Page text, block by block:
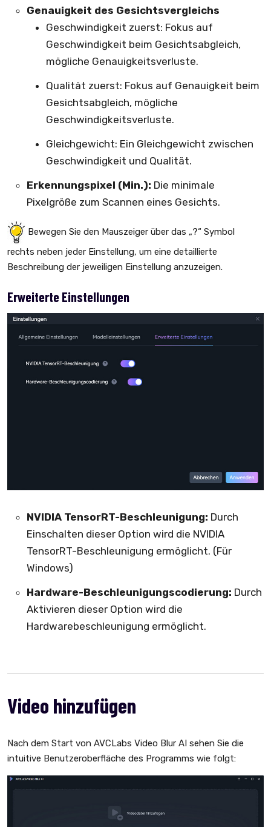
Genauigkeit des Gesichtsvergleichs
Geschwindigkeit zuerst: Fokus auf
Geschwindigkeit beim Gesichtsabgleich,
mögliche Genauigkeitsverluste.
Qualität zuerst: Fokus auf Genauigkeit beim
Gesichtsabgleich, mögliche
Geschwindigkeitsverluste.
Gleichgewicht: Ein Gleichgewicht zwischen
Geschwindigkeit und Qualität.
Erkennungspixel (Min.): Die minimale
Pixelgröße zum Scannen eines Gesichts.
Bewegen Sie den Mauszeiger über das „?“ Symbol
rechts neben jeder Einstellung, um eine detaillierte
Beschreibung der jeweiligen Einstellung anzuzeigen.
Erweiterte Einstellungen
NVIDIA TensorRT-Beschleunigung: Durch
Einschalten dieser Option wird die NVIDIA
TensorRT-Beschleunigung ermöglicht. (Für
Windows)
Hardware-Beschleunigungscodierung: Durch
Aktivieren dieser Option wird die
Hardwarebeschleunigung ermöglicht.
Video hinzufügen
Nach dem Start von AVCLabs Video Blur AI sehen Sie die
intuitive Benutzeroberfläche des Programms wie folgt: